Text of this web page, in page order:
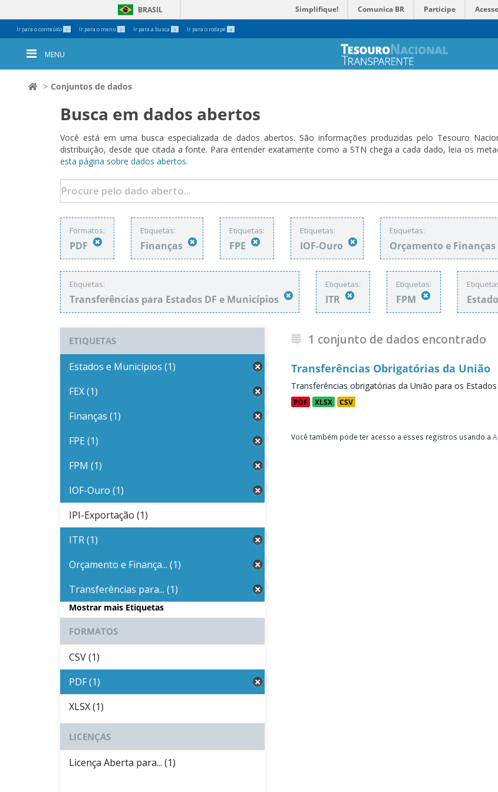
Ir para o conteúdo 1 Ir para o menu 2 Ir para a busca 3 Ir para o rodapé 4
BRASIL Simplifique! Comunica BR Participe
Ferramentas
Pessoais
MENU
Conjuntos de dados
Busca em dados abertos
Você está em uma busca especializada de dados abertos. São informações produzidas pelo Tesouro
distribuição, desde que citada a fonte. Para entender exatamente como a STN chega a cada dado, leia os
esta página sobre dados abertos.
Formatos:
PDF
Etiquetas:
Finanças
Etiquetas:
FPE
Etiquetas:
IOF-Ouro
Etiquetas:
Orçamento e
Etiquetas:
Transferências para Estados DF e Municípios
Etiquetas:
ITR
Etiquetas:
FPM
1 conjunto de dados encontrado
Transferências Obrigatórias da União
Transferências obrigatórias da União para os
PDF XLSX CSV
Você também pode ter acesso a esses registros usando a
ETIQUETAS
Estados e Municípios (1)
FEX (1)
Finanças (1)
FPE (1)
FPM (1)
IOF-Ouro (1)
IPI-Exportação (1)
ITR (1)
Orçamento e Finança... (1)
Transferências para... (1)
Mostrar mais Etiquetas
FORMATOS
CSV (1)
PDF (1)
XLSX (1)
LICENÇAS
Licença Aberta para... (1)